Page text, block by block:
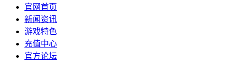
官网首页
新闻资讯
游戏特色
充值中心
官方论坛